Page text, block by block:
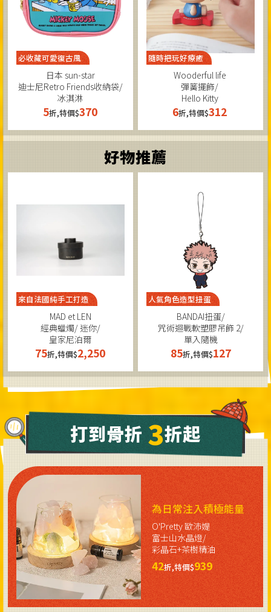
必收藏可愛復古風
日本 sun-star
迪士尼Retro Friends收納袋/
冰淇淋
5折,特價$370
隨時把玩好療癒
Wooderful life
彈簧擺飾/
Hello Kitty
6折,特價$312
好物推薦
來自法國純手工打造
MAD et LEN
經典蠟燭/ 迷你/
皇家尼泊爾
75折,特價$2,250
人氣角色造型扭蛋
BANDAI扭蛋/
咒術迴戰軟塑膠吊飾 2/
單入隨機
85折,特價$127
打到骨折 3折起
為日常注入積極能量
O'Pretty 歐沛媞
富士山水晶燈/
彩晶石+茶樹精油
42折,特價$939